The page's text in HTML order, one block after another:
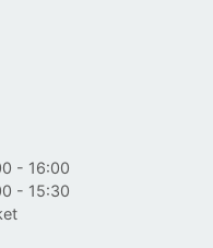
- 16:00
- 15:30